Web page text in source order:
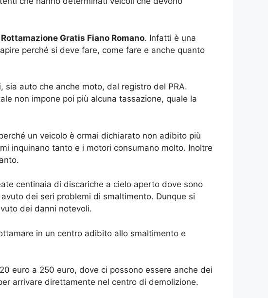
Rottamazione Gratis Fiano Romano. Infatti è una
perché si deve fare, come fare e anche quanto
auto che anche moto, dal registro del PRA.
non impone poi più alcuna tassazione, quale la
un veicolo è ormai dichiarato non adibito più
inquinano tanto e i motori consumano molto. Inoltre
centinaia di discariche a cielo aperto dove sono
dei seri problemi di smaltimento. Dunque si
dei danni notevoli.
in un centro adibito allo smaltimento e
euro a 250 euro, dove ci possono essere anche dei
arrivare direttamente nel centro di demolizione.